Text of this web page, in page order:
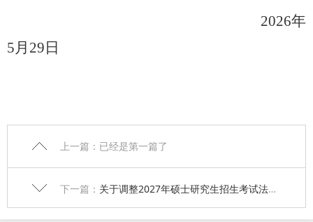
2026年
5月 29 日
上一篇：已经是第一篇了
下一篇： 关于调整2027年硕士研究生招生考试法学专业自命题科目的通知